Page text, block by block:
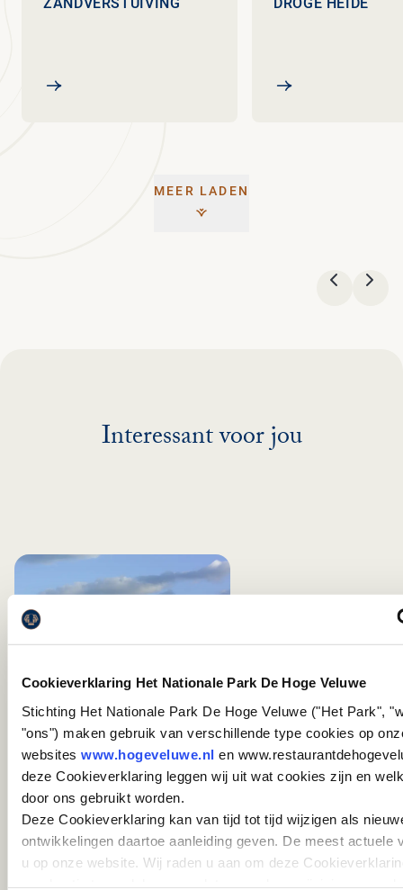
Cookieverklaring Het Nationale Park De Hoge Veluwe
Stichting Het Nationale Park De Hoge Veluwe ("Het Park",
"ons") maken gebruik van verschillende type cookies op
websites www.hogeveluwe.nl en
deze Cookieverklaring leggen wij uit wat cookies zijn en
door ons gebruikt worden.
Deze Cookieverklaring kan van tijd tot tijd wijzigen als
ontwikkelingen daartoe aanleiding geven. De meest actuele
u op onze website. Wij raden u aan om deze
MEER LADEN
Interessant voor jou
ZANDVERSTUIVING
ZURE VENNEN EN
HEIDEVEENTJES